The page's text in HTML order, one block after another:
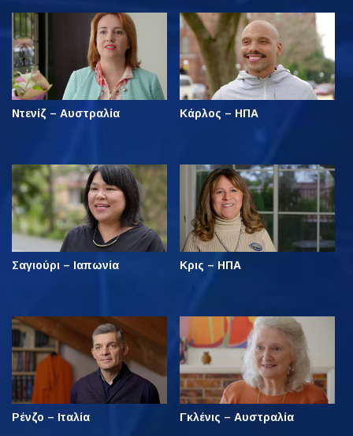
Ντενίζ – Αυστραλία Κάρλος – ΗΠΑ
Σαγιούρι – Ιαπωνία Κρις – ΗΠΑ
Ρένζο – Ιταλία Γκλένις – Αυστραλία